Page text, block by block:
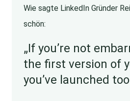
Wie sagte LinkedIn Gründer
schön:
„If you’re not
the first version of
you’ve launched